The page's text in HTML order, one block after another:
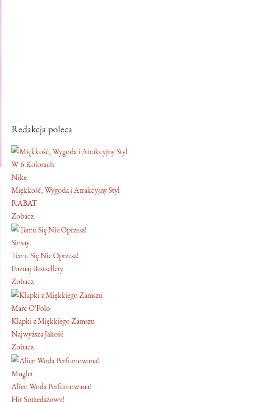
Redakcja poleca
W 6 Kolorach
Nike
Miękkość, Wygoda i Atrakcyjny Styl
RABAT
Zobacz
Sinsay
Temu Się Nie Oprzesz!
Poznaj Bestsellery
Zobacz
Marc O'Polo
Klapki z Miękkiego Zamszu
Najwyższa Jakość
Zobacz
Mugler
Alien Woda Perfumowana!
Hit Sprzedażowy!